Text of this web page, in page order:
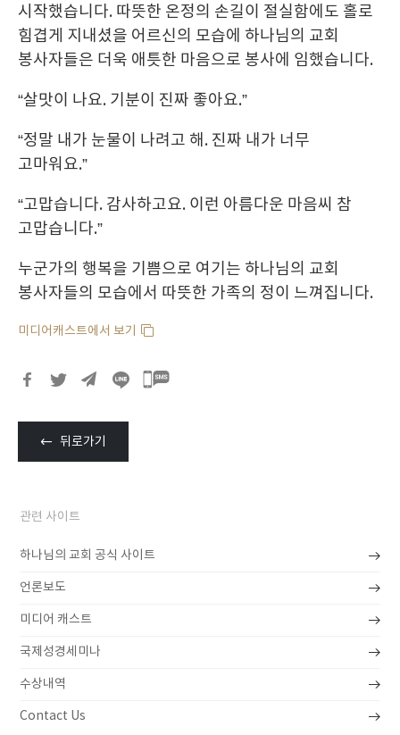
시작했습니다. 따뜻한 온정의 손길이 절실함에도 홀로
힘겹게 지내셨을 어르신의 모습에 하나님의 교회
봉사자들은 더욱 애틋한 마음으로 봉사에 임했습니다.
“살맛이 나요. 기분이 진짜 좋아요.”
“정말 내가 눈물이 나려고 해. 진짜 내가 너무
고마워요.”
“고맙습니다. 감사하고요. 이런 아름다운 마음씨 참
고맙습니다.”
누군가의 행복을 기쁨으로 여기는 하나님의 교회
봉사자들의 모습에서 따뜻한 가족의 정이 느껴집니다.
미디어캐스트에서 보기
공유하기
뒤로가기
관련 사이트
하나님의 교회 공식 사이트
언론보도
미디어 캐스트
국제성경세미나
수상내역
Contact Us